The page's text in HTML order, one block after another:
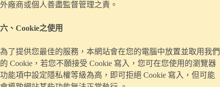
外廠商或個人善盡監督管理之責。
六、Cookie之使用
為了提供您最佳的服務，本網站會在您的電腦中放置並取用我們
的 Cookie，若您不願接受 Cookie 寫入，您可在您使用的瀏覽器
功能項中設定隱私權等級為高，即可拒絕 Cookie 寫入，但可能